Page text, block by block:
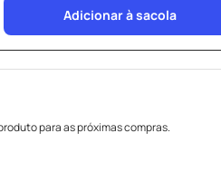
Adicionar à sacola
para as próximas compras.